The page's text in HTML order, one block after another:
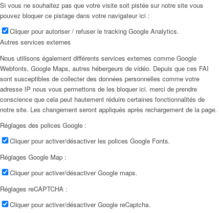
Si vous ne souhaitez pas que votre visite soit pistée sur notre site vous
pouvez bloquer ce pistage dans votre navigateur ici :
Cliquer pour autoriser / refuser le tracking Google Analytics.
Autres services externes
Nous utilisons également différents services externes comme Google
Webfonts, Google Maps, autres hébergeurs de vidéo. Depuis que ces FAI
sont susceptibles de collecter des données personnelles comme votre
adresse IP nous vous permettons de les bloquer ici. merci de prendre
conscience que cela peut hautement réduire certaines fonctionnalités de
notre site. Les changement seront appliqués après rechargement de la page.
Réglages des polices Google :
Cliquer pour activer/désactiver les polices Google Fonts.
Réglages Google Map :
Cliquer pour activer/désactiver Google maps.
Réglages reCAPTCHA :
Cliquer pour activer/désactiver Google reCaptcha.